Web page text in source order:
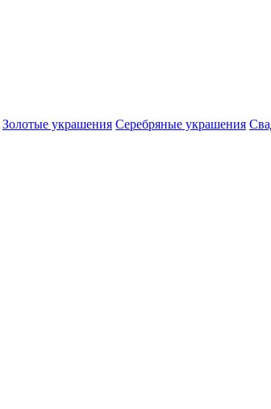
Золотые украшения Серебряные украшения